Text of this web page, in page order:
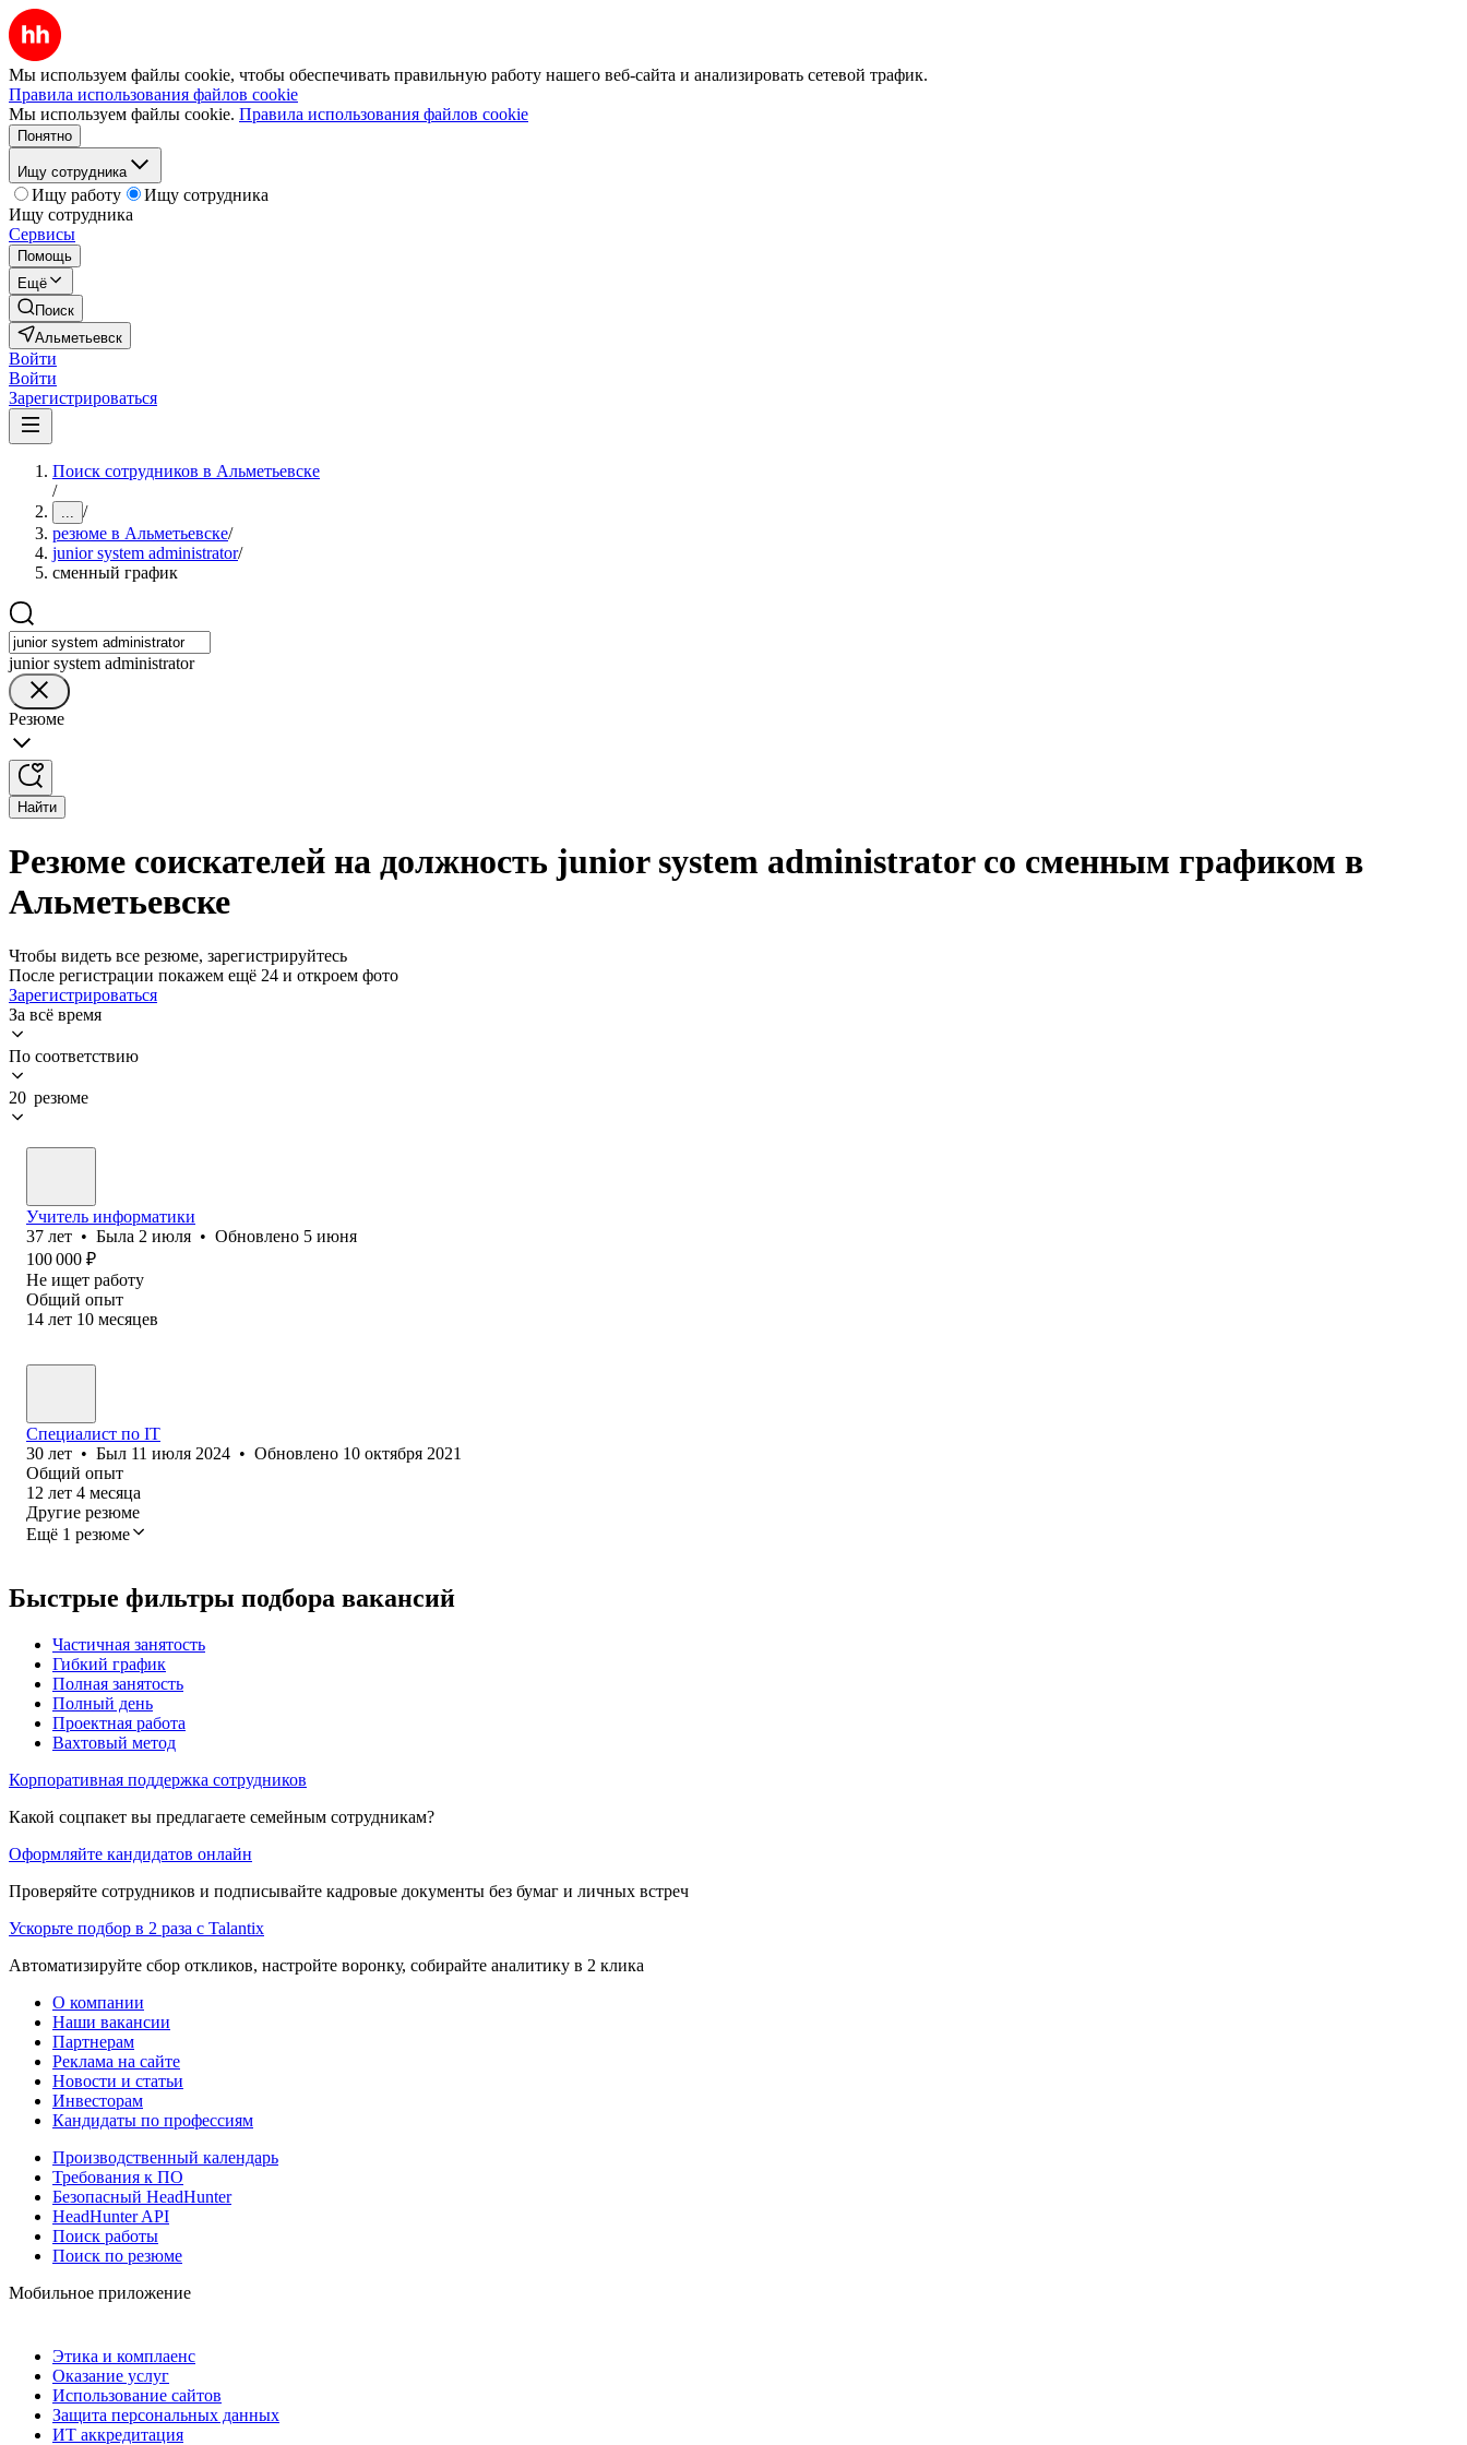
Мы используем файлы cookie, чтобы обеспечивать правильную работу нашего веб-сайта и анализировать сетевой трафик.
Правила использования файлов cookie
Мы используем файлы cookie. Правила использования файлов cookie
Понятно
Ищу сотрудника
Ищу работу
Ищу сотрудника
Ищу сотрудника
Сервисы
Помощь
Ещё
Поиск
Альметьевск
Войти
Войти
Зарегистрироваться
Поиск сотрудников в Альметьевске
/
... /
резюме в Альметьевске/
junior system administrator/
сменный график
junior system administrator
Резюме
Найти
Резюме соискателей на должность junior system administrator со сменным графиком в
Альметьевске
Чтобы видеть все резюме, зарегистрируйтесь
После регистрации покажем ещё 24 и откроем фото
Зарегистрироваться
За всё время
По соответствию
20 резюме
Учитель информатики
37 лет • Была 2 июля • Обновлено 5 июня
100 000 ₽
Не ищет работу
Общий опыт
14 лет 10 месяцев
Специалист по IT
30 лет • Был 11 июля 2024 • Обновлено 10 октября 2021
Общий опыт
12 лет 4 месяца
Другие резюме
Ещё 1 резюме
Быстрые фильтры подбора вакансий
Частичная занятость
Гибкий график
Полная занятость
Полный день
Проектная работа
Вахтовый метод
Корпоративная поддержка сотрудников
Какой соцпакет вы предлагаете семейным сотрудникам?
Оформляйте кандидатов онлайн
Проверяйте сотрудников и подписывайте кадровые документы без бумаг и личных встреч
Ускорьте подбор в 2 раза с Talantix
Автоматизируйте сбор откликов, настройте воронку, собирайте аналитику в 2 клика
О компании
Наши вакансии
Партнерам
Реклама на сайте
Новости и статьи
Инвесторам
Кандидаты по профессиям
Производственный календарь
Требования к ПО
Безопасный HeadHunter
HeadHunter API
Поиск работы
Поиск по резюме
Мобильное приложение
Этика и комплаенс
Оказание услуг
Использование сайтов
Защита персональных данных
ИТ аккредитация